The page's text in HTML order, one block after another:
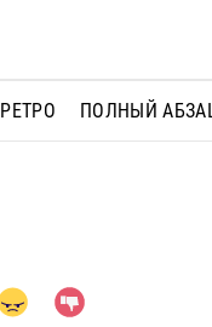
РЕТРО ПОЛНЫЙ